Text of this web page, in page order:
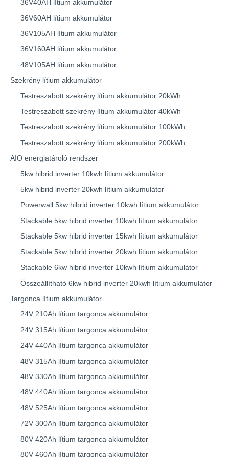
36V40AH lítium akkumulátor
36V60AH lítium akkumulátor
36V105AH lítium akkumulátor
36V160AH lítium akkumulátor
48V105AH lítium akkumulátor
Szekrény lítium akkumulátor
Testreszabott szekrény lítium akkumulátor 20kWh
Testreszabott szekrény lítium akkumulátor 40kWh
Testreszabott szekrény lítium akkumulátor 100kWh
Testreszabott szekrény lítium akkumulátor 200kWh
AIO energiatároló rendszer
5kw hibrid inverter 10kwh lítium akkumulátor
5kw hibrid inverter 20kwh lítium akkumulátor
Powerwall 5kw hibrid inverter 10kwh lítium akkumulátor
Stackable 5kw hibrid inverter 10kwh lítium akkumulátor
Stackable 5kw hibrid inverter 15kwh lítium akkumulátor
Stackable 5kw hibrid inverter 20kwh lítium akkumulátor
Stackable 6kw hibrid inverter 10kwh lítium akkumulátor
Összeállítható 6kw hibrid inverter 20kwh lítium akkumulátor
Targonca lítium akkumulátor
24V 210Ah lítium targonca akkumulátor
24V 315Ah lítium targonca akkumulátor
24V 440Ah lítium targonca akkumulátor
48V 315Ah lítium targonca akkumulátor
48V 330Ah lítium targonca akkumulátor
48V 440Ah lítium targonca akkumulátor
48V 525Ah lítium targonca akkumulátor
72V 300Ah lítium targonca akkumulátor
80V 420Ah lítium targonca akkumulátor
80V 460Ah lítium targonca akkumulátor